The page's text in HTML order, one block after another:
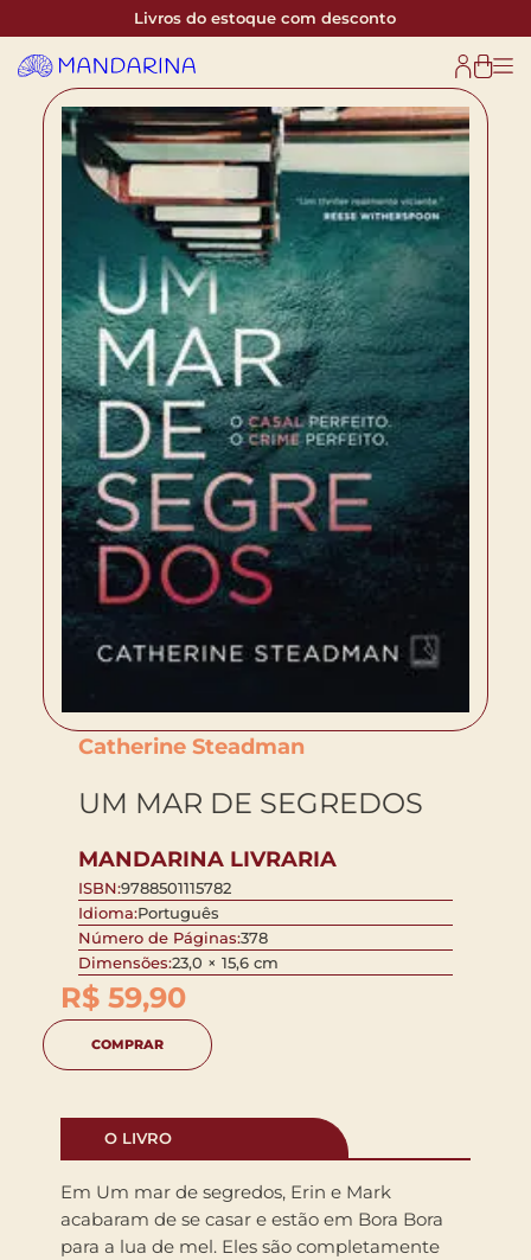
Livros do estoque com desconto
Catherine Steadman
UM MAR DE SEGREDOS
MANDARINA LIVRARIA
ISBN:9788501115782
Idioma:Português
Número de Páginas:378
Dimensões:23,0 × 15,6 cm
R$ 59,90
COMPRAR
O LIVRO
Em Um mar de segredos, Erin e Mark
acabaram de se casar e estão em Bora Bora
para a lua de mel. Eles são completamente